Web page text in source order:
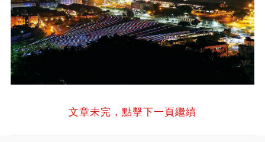
文章未完，點擊下一頁繼續